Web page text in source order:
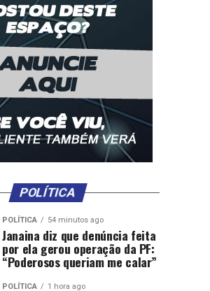
POLÍTICA
POLÍTICA 54 minutos ago
Janaina diz que denúncia feita
por ela gerou operação da PF:
“Poderosos queriam me calar”
POLÍTICA 1 hora ago